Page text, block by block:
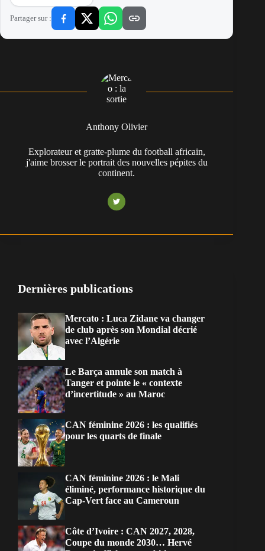
Partager sur :
Anthony Olivier
Explorateur et gratte-plume du football africain,
j'aime brosser le portrait des nouvelles pépites du
continent.
Dernières publications
Mercato : Luca Zidane va changer
de club après son Mondial décrié
avec l’Algérie
Le Barça annule son match à
Tanger et pointe le « contexte
d’incertitude » au Maroc
CAN féminine 2026 : les qualifiés
pour les quarts de finale
CAN féminine 2026 : le Mali
éliminé, performance historique du
Cap-Vert face au Cameroun
Côte d’Ivoire : CAN 2027, 2028,
Coupe du monde 2030… Hervé